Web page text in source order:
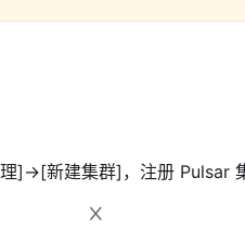
] ->[新建集群] ，注册 Pulsar